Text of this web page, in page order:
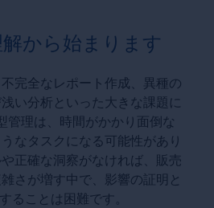
から始まります
完全なレポート作成、異種の
い分析といった大きな課題に
管理は、時間がかかり面倒な
なタスクになる可能性があり
正確な洞察がなければ、販売
さが増す中で、影響の証明と
ることは困難です。